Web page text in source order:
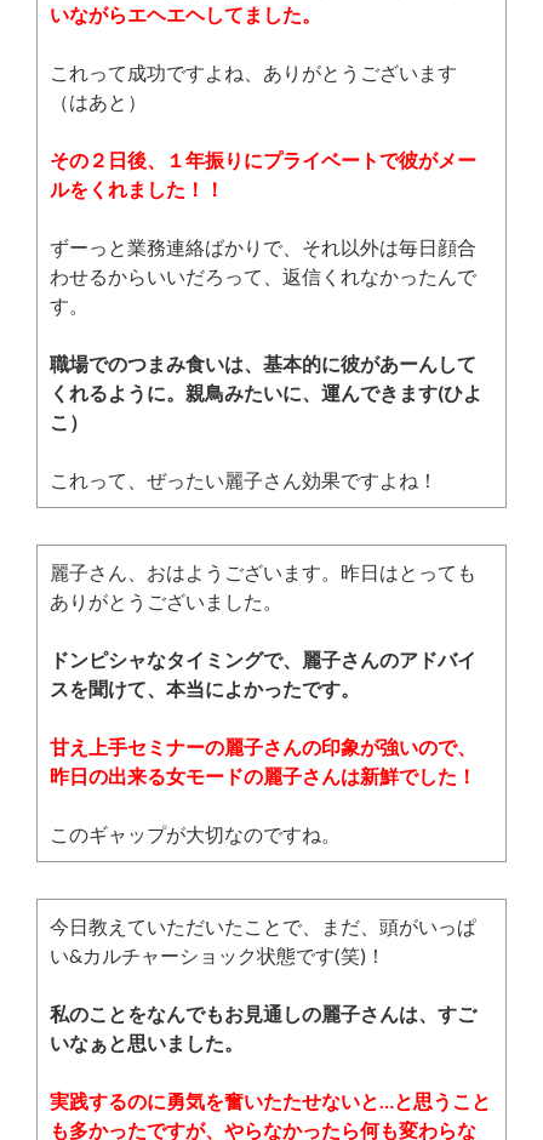
いながらエヘエヘしてました。
これって成功ですよね、ありがとうございます
（はあと）
その２日後、１年振りにプライベートで彼がメー
ルをくれました！！
ずーっと業務連絡ばかりで、それ以外は毎日顔合
わせるからいいだろって、返信くれなかったんで
す。
職場でのつまみ食いは、基本的に彼があーんして
くれるように。親鳥みたいに、運んできます(ひよ
こ）
これって、ぜったい麗子さん効果ですよね！
麗子さん、おはようございます。昨日はとっても
ありがとうございました。
ドンピシャなタイミングで、麗子さんのアドバイ
スを聞けて、本当によかったです。
甘え上手セミナーの麗子さんの印象が強いので、
昨日の出来る女モードの麗子さんは新鮮でした！
このギャップが大切なのですね。
今日教えていただいたことで、まだ、頭がいっぱ
い&カルチャーショック状態です(笑)！
私のことをなんでもお見通しの麗子さんは、すご
いなぁと思いました。
実践するのに勇気を奮いたたせないと…と思うこと
も多かったですが、やらなかったら何も変わらな